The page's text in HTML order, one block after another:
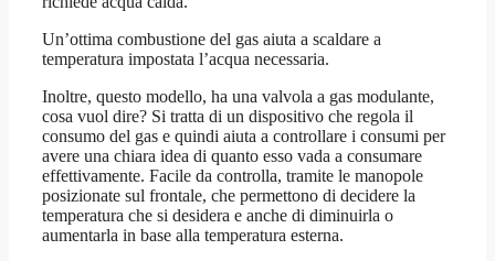
Un’ottima combustione del gas aiuta a scaldare a
temperatura impostata l’acqua necessaria.
Inoltre, questo modello, ha una valvola a gas modulante,
cosa vuol dire? Si tratta di un dispositivo che regola il
consumo del gas e quindi aiuta a controllare i consumi per
avere una chiara idea di quanto esso vada a consumare
effettivamente. Facile da controlla, tramite le manopole
posizionate sul frontale, che permettono di decidere la
temperatura che si desidera e anche di diminuirla o
aumentarla in base alla temperatura esterna.